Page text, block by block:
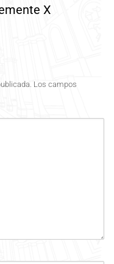
X
Los campos